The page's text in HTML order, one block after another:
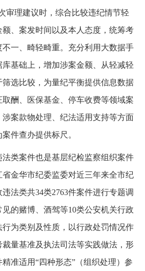
审理建议时，综合比较违纪情节轻
、案发时间以及本人态度，统筹考
一、畸轻畸重。充分利用大数据手
基础上，增加涉案金额、从轻减轻
选比较，为量纪平衡提供信息数据
酬、医保基金、停车收费等领域案
案款物处理、纪法适用支持等方面
件查办提供标尺。
类案件也是基层纪检监察组织案件
金华市纪委监委对近三年来全市纪
法类共34类2763件案件进行专题调
的赌博、酒驾等10类公安机关行政
为类别及性质，以行政处罚情况作
量基准及执法司法等实践做法，形
准适用“四种形态”（组织处理）参